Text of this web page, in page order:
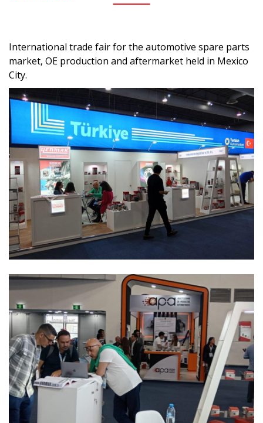
International trade fair for the automotive spare parts
market, OE production and aftermarket held in Mexico
City.